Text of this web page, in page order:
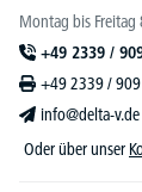
Montag bis
+49 2339 /
+49 2339 / 909
info@delta-v.de
Oder über unser